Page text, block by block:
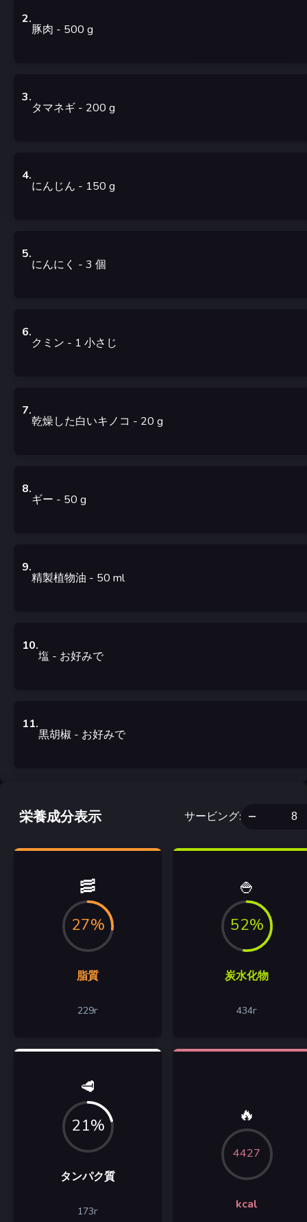
2.
豚肉 - 500 g
3.
タマネギ - 200 g
4.
にんじん - 150 g
5.
にんにく - 3 個
6.
クミン - 1 小さじ
7.
乾燥した白いキノコ - 20 g
8.
ギー - 50 g
9.
精製植物油 - 50 ml
10.
塩 - お好みで
11.
黒胡椒 - お好みで
栄養成分表示 サービング:
🥓
27%
脂質
229г
🍚
52%
炭水化物
434г
🥩
21%
タンパク質
173г
🔥
4427
kcal